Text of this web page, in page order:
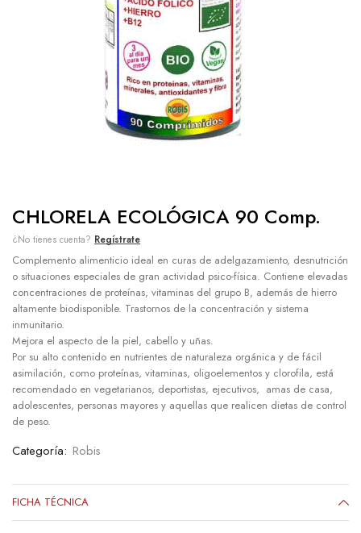
CHLORELA ECOLÓGICA 90 Comp.
¿No tienes cuenta? Regístrate
Complemento alimenticio ideal en curas de adelgazamiento, desnutrición
o situaciones especiales de gran actividad psico-física. Contiene elevadas
concentraciones de proteínas, vitaminas del grupo B, además de hierro
altamente biodisponible. Trastornos de la concentración y sistema
inmunitario.
Mejora el aspecto de la piel, cabello y uñas.
Por su alto contenido en nutrientes de naturaleza orgánica y de fácil
asimilación, como proteínas, vitaminas, oligoelementos y clorofila, está
recomendado en vegetarianos, deportistas, ejecutivos, amas de casa,
adolescentes, personas mayores y aquellas que realicen dietas de control
de peso.
Categoría: Robis
FICHA TÉCNICA